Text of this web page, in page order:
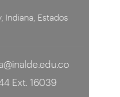
Indiana, Estados
Ext. 16039